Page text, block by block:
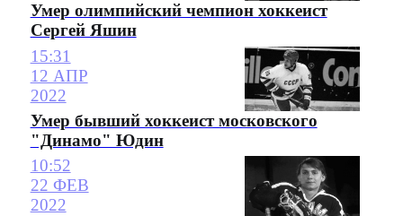
Умер олимпийский чемпион хоккеист
Сергей Яшин
15:31
12 АПР
2022
Умер бывший хоккеист московского
"Динамо" Юдин
10:52
22 ФЕВ
2022